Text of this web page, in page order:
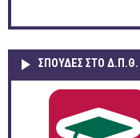
ΣΠΟΥΔΈΣ ΣΤΟ Δ.Π.Θ.